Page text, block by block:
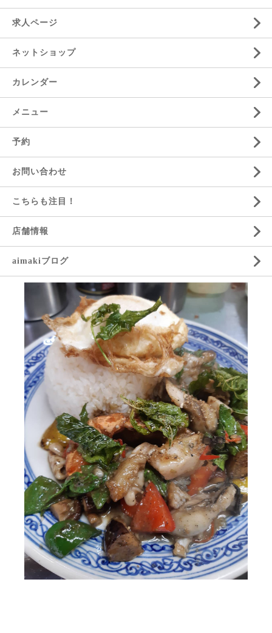
求人ページ
ネットショップ
カレンダー
メニュー
予約
お問い合わせ
こちらも注目！
店舗情報
aimakiブログ